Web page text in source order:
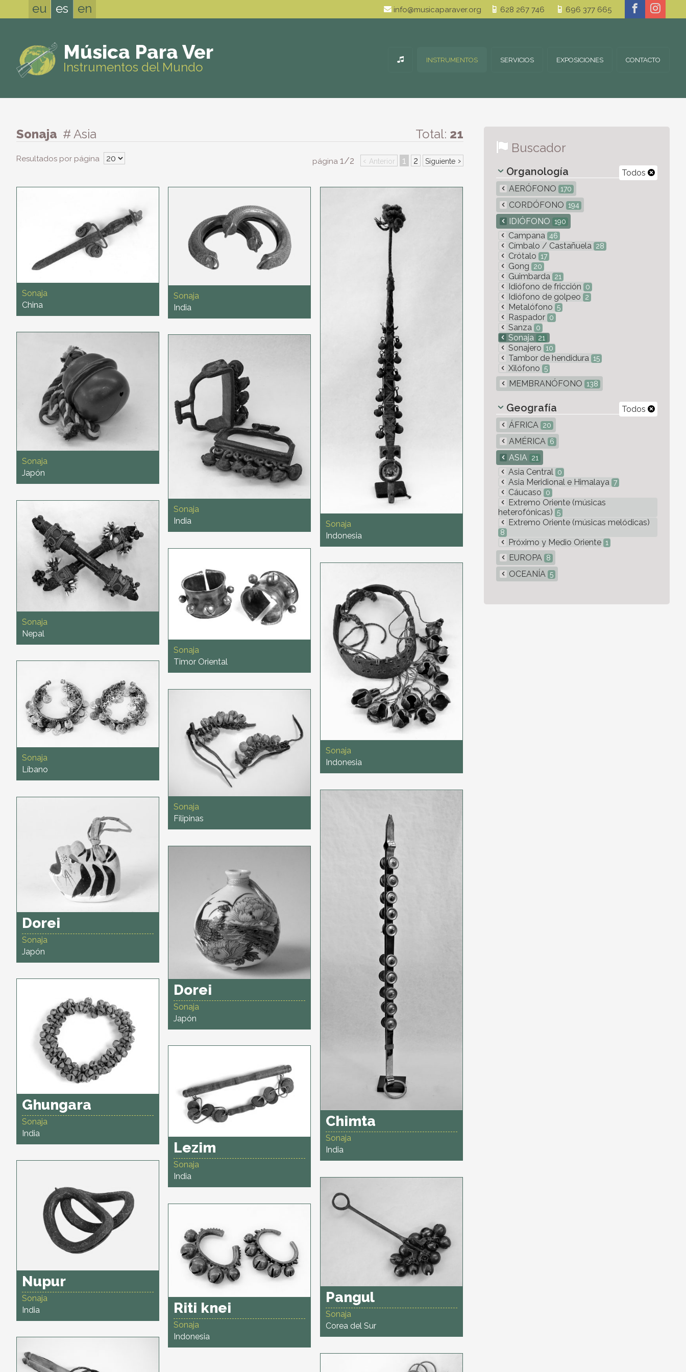
eu es en info@musicaparaver.org 628 267 746 696 377 665
Música Para Ver
Instrumentos del Mundo INSTRUMENTOS SERVICIOS EXPOSICIONES CONTACTO
Sonaja # Asia Total: 21
Resultados por página página 1/2 ‹ Anterior 1 2 Siguiente ›
Sonaja
China
Sonaja
India
Sonaja
Indonesia
Sonaja
Japón
Sonaja
India
Sonaja
Nepal
Sonaja
Timor Oriental
Sonaja
Indonesia
Sonaja
Líbano
Sonaja
Filipinas
Chimta
Sonaja
India
Dorei
Sonaja
Japón
Dorei
Sonaja
Japón
Ghungara
Sonaja
India
Lezim
Sonaja
India
Nupur
Sonaja
India
Pangul
Sonaja
Corea del Sur
Riti knei
Sonaja
Indonesia
Buscador
Todos
Organología
AERÓFONO 170
CORDÓFONO 194
IDIÓFONO 190
Campana 46
Címbalo / Castañuela 28
Crótalo 17
Gong 20
Guimbarda 21
Idiófono de fricción 0
Idiófono de golpeo 2
Metalófono 5
Raspador 0
Sanza 0
Sonaja 21
Sonajero 10
Tambor de hendidura 15
Xilófono 5
MEMBRANÓFONO 138
Todos
Geografía
ÁFRICA 20
AMÉRICA 6
ASIA 21
Asia Central 0
Asia Meridional e Himalaya 7
Cáucaso 0
Extremo Oriente (músicas
heterofónicas) 5
Extremo Oriente (músicas melódicas)
8
Próximo y Medio Oriente 1
EUROPA 8
OCEANÍA 5